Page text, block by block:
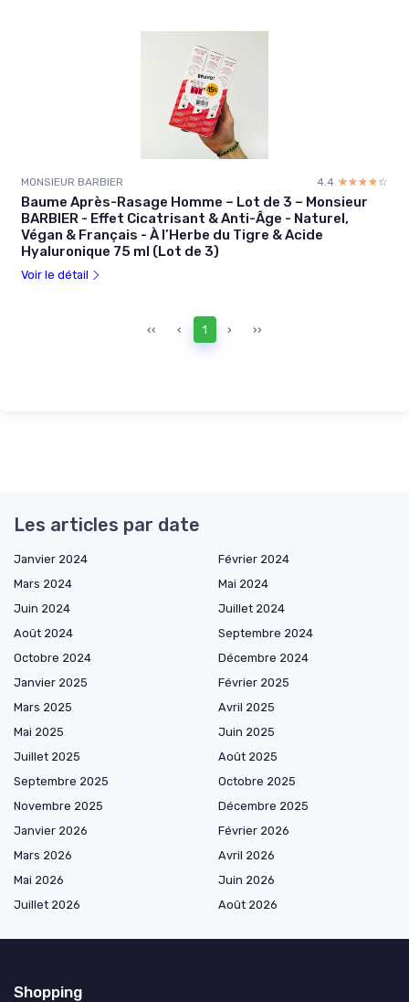
MONSIEUR BARBIER 4.4 ☆☆☆☆☆
★★★★★
Baume Après-Rasage Homme – Lot de 3 – Monsieur
BARBIER - Effet Cicatrisant & Anti-Âge - Naturel,
Végan & Français - À l’Herbe du Tigre & Acide
Hyaluronique 75 ml (Lot de 3)
Voir le détail
‹‹ ‹ 1 › ››
Les articles par date
Janvier 2024
Février 2024
Mars 2024
Mai 2024
Juin 2024
Juillet 2024
Août 2024
Septembre 2024
Octobre 2024
Décembre 2024
Janvier 2025
Février 2025
Mars 2025
Avril 2025
Mai 2025
Juin 2025
Juillet 2025
Août 2025
Septembre 2025
Octobre 2025
Novembre 2025
Décembre 2025
Janvier 2026
Février 2026
Mars 2026
Avril 2026
Mai 2026
Juin 2026
Juillet 2026
Août 2026
Shopping